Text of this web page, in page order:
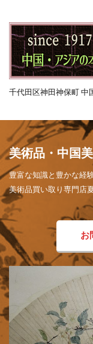
千代田区神田神保町 中
美術品・中国
豊富な知識と豊かな経
美術品買い取り専門店
お